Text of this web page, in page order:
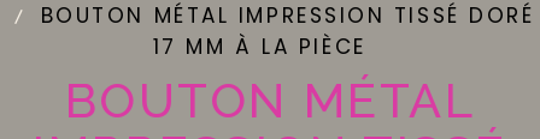
BOUTON MÉTAL IMPRESSION TISSÉ DORÉ
17 MM À LA PIÈCE
BOUTON MÉTAL